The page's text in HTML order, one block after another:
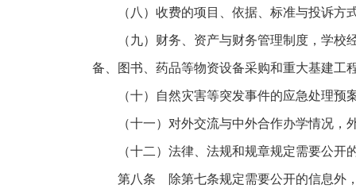
（八）收费的项目、依据、标准与投诉方
（九）财务、资产与财务管理制度，学校经
备、图书、药品等物资设备采购和重大基建工
（十）自然灾害等突发事件的应急处理预
（十一）对外交流与中外合作办学情况，
（十二）法律、法规和规章规定需要公开
第八条 除第七条规定需要公开的信息外，